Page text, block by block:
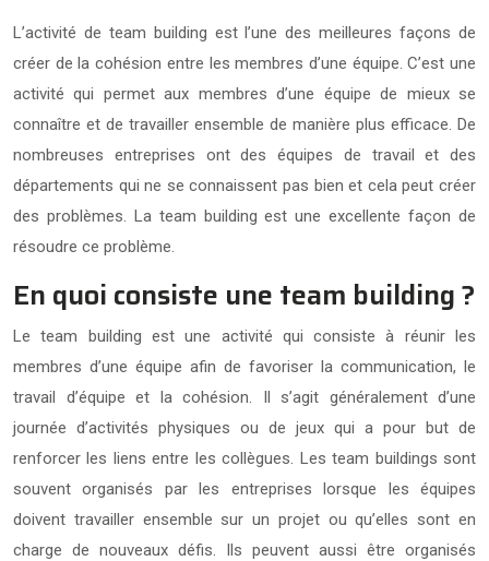
L’activité de team building est l’une des meilleures façons de
créer de la cohésion entre les membres d’une équipe. C’est une
activité qui permet aux membres d’une équipe de mieux se
connaître et de travailler ensemble de manière plus efficace. De
nombreuses entreprises ont des équipes de travail et des
départements qui ne se connaissent pas bien et cela peut créer
des problèmes. La team building est une excellente façon de
résoudre ce problème.
En quoi consiste une team building ?
Le team building est une activité qui consiste à réunir les
membres d’une équipe afin de favoriser la communication, le
travail d’équipe et la cohésion. Il s’agit généralement d’une
journée d’activités physiques ou de jeux qui a pour but de
renforcer les liens entre les collègues. Les team buildings sont
souvent organisés par les entreprises lorsque les équipes
doivent travailler ensemble sur un projet ou qu’elles sont en
charge de nouveaux défis. Ils peuvent aussi être organisés